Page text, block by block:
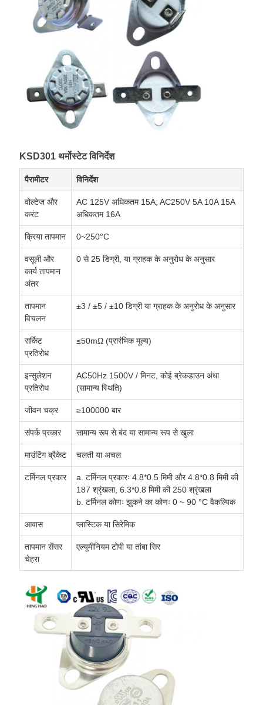
KSD301 थर्मोस्टेट विनिर्देश
पैरामीटर विनिर्देश
वोल्टेज और
करंट
AC 125V अधिकतम 15A; AC250V 5A 10A 15A
अधिकतम 16A
क्रिया तापमान 0~250°C
वसूली और
कार्य तापमान
अंतर
0 से 25 डिग्री, या ग्राहक के अनुरोध के अनुसार
तापमान
विचलन
±3 / ±5 / ±10 डिग्री या ग्राहक के अनुरोध के अनुसार
सर्किट
प्रतिरोध
≤50mΩ (प्रारंभिक मूल्य)
इन्सुलेशन
प्रतिरोध
AC50Hz 1500V / मिनट, कोई ब्रेकडाउन अंधा
(सामान्य स्थिति)
जीवन चक्र ≥100000 बार
संपर्क प्रकार सामान्य रूप से बंद या सामान्य रूप से खुला
माउंटिंग ब्रैकेट चलती या अचल
टर्मिनल प्रकार
a. टर्मिनल प्रकारः 4.8*0.5 मिमी और 4.8*0.8 मिमी की
187 श्रृंखला, 6.3*0.8 मिमी की 250 श्रृंखला
b. टर्मिनल कोणः झुकने का कोणः 0 ~ 90 °C वैकल्पिक
आवास प्लास्टिक या सिरेमिक
तापमान सेंसर
चेहरा
एल्यूमीनियम टोपी या तांबा सिर